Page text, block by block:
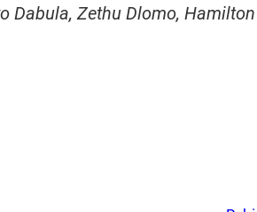
Dabula, Zethu Dlomo, Hamilton